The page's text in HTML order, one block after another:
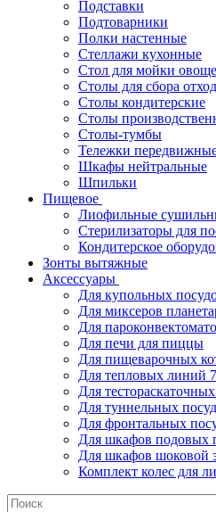
Подставки
Подтоварники
Полки настенные
Стеллажи кухонные
Стол для мойки
Столы для сбора
Столы кондитерские
Столы
Столы-тумбы
Тележки
Шкафы нейтральные
Шпильки
Пищевое
Лиофильные
Стерилизаторы для
Кондитерское
Зонты вытяжные
Аксессуары
Для купольных
Для миксеров
Для
Для печи для пиццы
Для пищеварочных
Для тепловых линий
Для
Для туннельных
Для фронтальных
Для шкафов подовых
Для шкафов шоковой
Комплект колес для